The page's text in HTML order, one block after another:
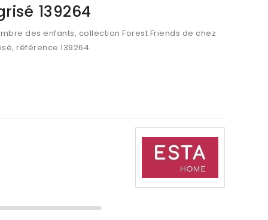
139264
des enfants, collection Forest Friends de chez
référence 139264.